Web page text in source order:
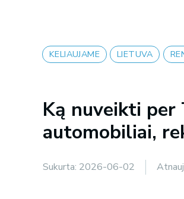
KELIAUJAME LIETUVA
Ką nuveikti per
automobiliai,
Sukurta: 2026-06-02